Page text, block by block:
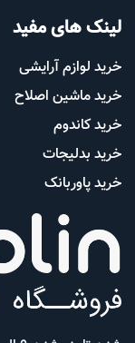
لینک های مفید
خرید لوازم آرایشی
خرید ماشین اصلاح
خرید کاندوم
خرید بدلیجات
خرید پاوربانک